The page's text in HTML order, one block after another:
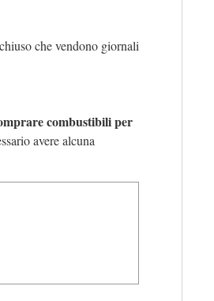
che vendono giornali
combustibili per
avere alcuna